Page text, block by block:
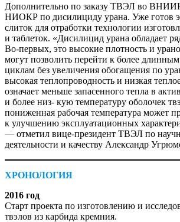
Дополнительно по заказу ТВЭЛ во
НИОКР по дисилициду урана. Уже готов
слиток для отработки технологии
и таблеток. «Дисилицид урана обладает
Во‑первых, это высокие плотность и
могут позволить перейти к более
циклам без увеличения обогащения по
высокая теплопроводность и низкая
означает меньше запасенного тепла в
и более низ‑ кую температуру оболочек
пониженная рабочая температура может
к улучшению эксплуатационных
— отметил вице‑президент ТВЭЛ по
деятельности и качеству Александр
ХРОНОЛОГИЯ
2016 год
Старт проекта по изготовлению и
твэлов из карбида кремния.